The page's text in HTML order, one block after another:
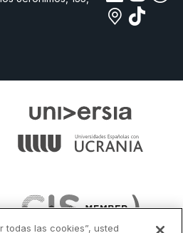
todas las cookies”, usted